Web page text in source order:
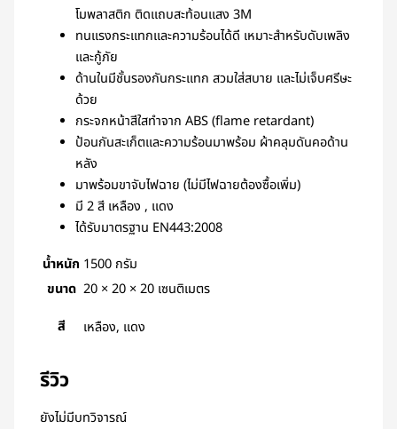
โมพลาสติก ติดแถบสะท้อนแสง 3M
ทนแรงกระแทกและความร้อนได้ดี เหมาะสำหรับดับเพลิง
และกู้ภัย
ด้านในมีชั้นรองกันกระแทก สวมใส่สบาย และไม่เจ็บศรีษะ
ด้วย
กระจกหน้าสีใสทำจาก ABS (flame retardant)
ป้อนกันสะเก็ตและความร้อนมาพร้อม ผ้าคลุมดันคอด้าน
หลัง
มาพร้อมขาจับไฟฉาย (ไม่มีไฟฉายต้องซื้อเพิ่ม)
มี 2 สี เหลือง , แดง
ได้รับมาตรฐาน EN443:2008
น้ำหนัก 1500 กรัม
ขนาด 20 × 20 × 20 เซนติเมตร
สี
เหลือง, แดง
รีวิว
ยังไม่มีบทวิจารณ์